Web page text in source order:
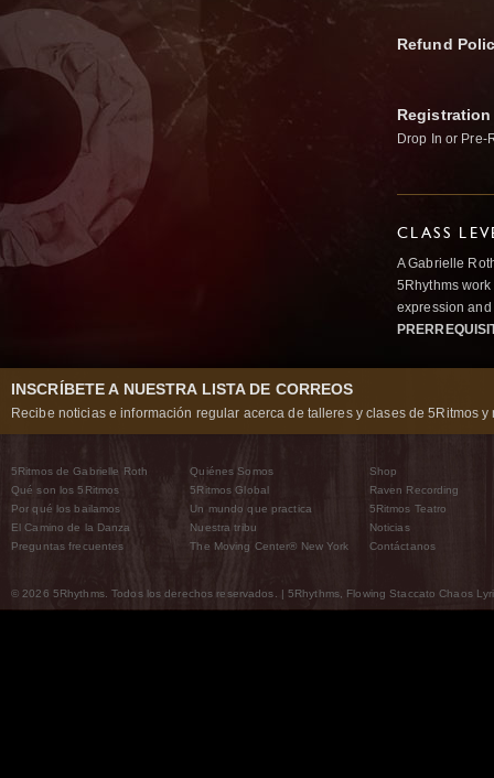
Refund
Drop In or Pre-
CLASS
A Gabrielle
5Rhythms
expression
INSCRÍBETE A NUESTRA LISTA DE CORREOS
Recibe noticias e información regular acerca de talleres y clases de 5Ritmos y
5Ritmos de Gabrielle Roth
Qué son los 5Ritmos
Por qué los bailamos
El Camino de la Danza
Preguntas frecuentes
Quiénes Somos
5Ritmos Global
Un mundo que practica
Nuestra tribu
The Moving Center® New York
Shop
Raven Recording
5Ritmos Teatro
Noticias
Contáctanos
© 2026 5Rhythms. Todos los derechos reservados. | 5Rhythms, Flowing Staccato Chaos